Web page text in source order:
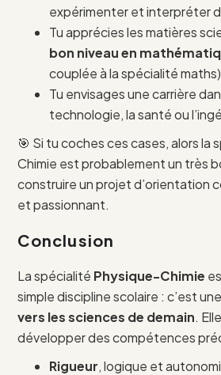
expérimenter et interpréter
Tu apprécies les matières
bon niveau en
couplée à la spécialité
Tu envisages une carrière
technologie, la santé ou
🎯 Si tu coches ces cases, alors la
Chimie est probablement un très
construire un projet d’orientation
et passionnant.
Conclusion
La spécialité Physique-Chimie
simple discipline scolaire : c’est une
vers les sciences de demain.
développer des compétences
Rigueur, logique et